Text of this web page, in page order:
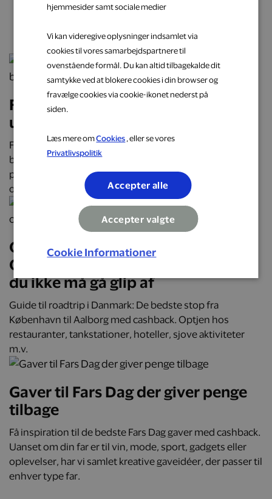
næste oplevelse
Få cashback på hverdagens
udgifter hos populære brands
Få cashback på hverdagens udgifter hos over 2.000
butikker, restauranter og webshops. Optjen automatisk
penge tilbage på alt fra mad og transport til mode, bolig
og faste abonnementer.
Oplev Danmark på roadtrip:
Oplevelser, mad og overnatninger,
du ikke må gå glip af
Guide til roadtrip i Danmark: De bedste stop fra
København til Aalborg med cashback. Optjen hos
restauranter, tankstationer, hoteller, sjove aktiviteter
m.v.
Gaver til Fars Dag der giver penge
tilbage
Få inspiration til de bedste Fars Dag gaver med cashback.
Uanset om din far er til vin, mode, sport, gadgets eller
oplevelser, har vi samlet kreative gaveidéer, der passer til
enhver type far.
hjemmesider samt sociale medier
Vi kan videregive oplysninger indsamlet via
cookies til vores samarbejdspartnere til
ovenstående formål. Du kan altid tilbagekalde dit
samtykke ved at blokere cookies i din browser og
fravælge cookies via cookie-ikonet nederst på
siden.
Læs mere omCookies , eller se vores
Privatlivspolitik
Accepter alle
Accepter valgte
Cookie Informationer